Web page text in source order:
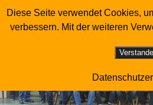
Zum Inhalt springen
Diese Seite verwendet Cookies,
verbessern. Mit der weiteren